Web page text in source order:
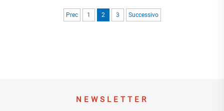
Prec 1 2 3 Successivo
NEWSLETTER